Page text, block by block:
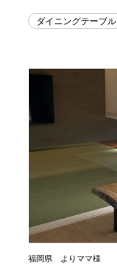
ダイニングテーブル
福岡県 よりママ様